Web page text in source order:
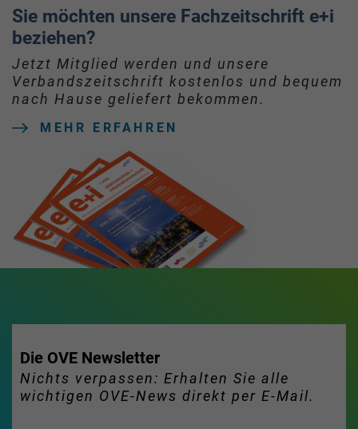
Sie möchten unsere Fachzeitschrift e+i
beziehen?
Jetzt Mitglied werden und unsere
Verbandszeitschrift kostenlos und bequem
nach Hause geliefert bekommen.
MEHR ERFAHREN
Die OVE Newsletter
Nichts verpassen: Erhalten Sie alle
wichtigen OVE-News direkt per E-Mail.